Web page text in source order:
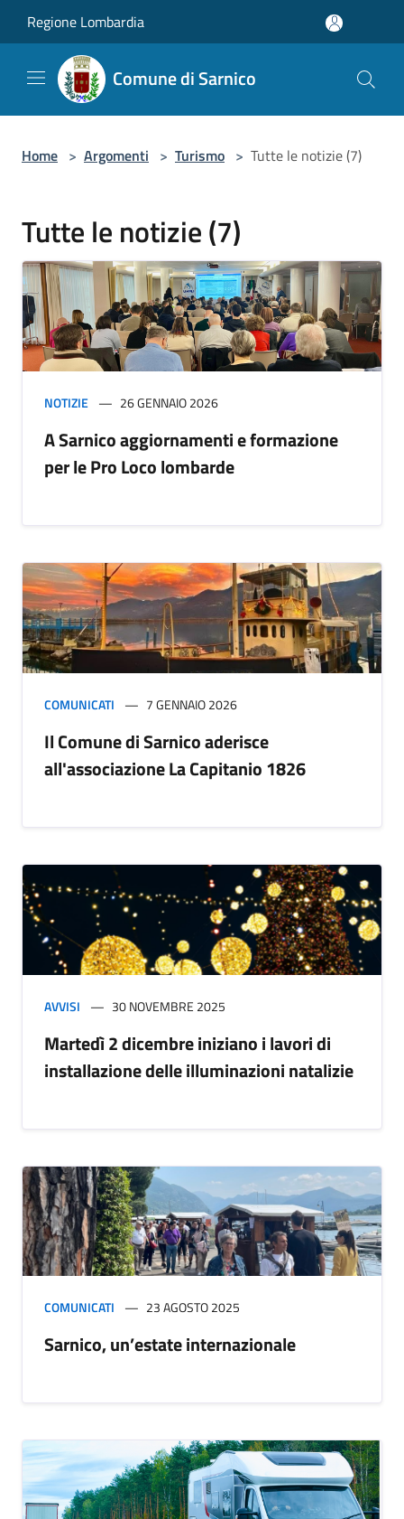
Regione Lombardia
Comune di Sarnico
Home > Argomenti > Turismo > Tutte le notizie (7)
Tutte le notizie (7)
NOTIZIE 26 GENNAIO 2026
A Sarnico aggiornamenti e formazione
per le Pro Loco lombarde
COMUNICATI 7 GENNAIO 2026
Il Comune di Sarnico aderisce
all'associazione La Capitanio 1826
AVVISI 30 NOVEMBRE 2025
Martedì 2 dicembre iniziano i lavori di
installazione delle illuminazioni natalizie
COMUNICATI 23 AGOSTO 2025
Sarnico, un’estate internazionale